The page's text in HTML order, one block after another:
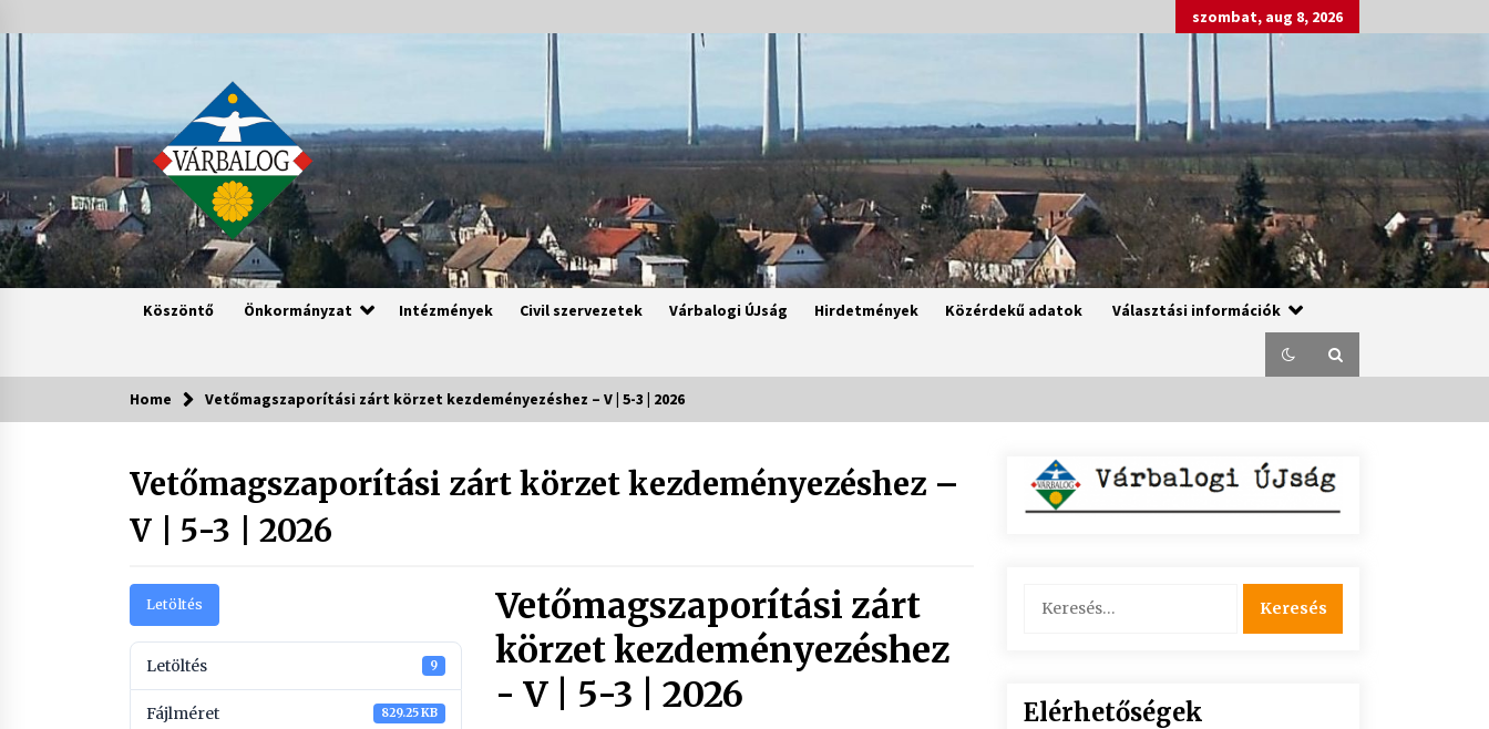
to
content
szombat, aug 8, 2026
Köszöntő Önkormányzat Intézmények Civil szervezetek Várbalogi ÚJság Hirdetmények Közérdekű adatok Választási információk
Home Vetőmagszaporítási zárt körzet kezdeményezéshez – V | 5-3 | 2026
Vetőmagszaporítási zárt körzet kezdeményezéshez –
V | 5-3 | 2026
Letöltés
Letöltés 9
Fájlméret 829.25 KB
Vetőmagszaporítási zárt
körzet kezdeményezéshez
- V | 5-3 | 2026
Elérhetőségek